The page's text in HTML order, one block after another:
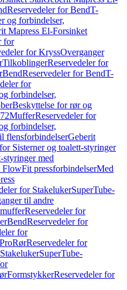
Reservedeler for BendT-
og forbindelser,
Mapress El-Forsinket
for
for KryssOverganger
TilkoblingerReservedeler for
BendReservedeler for BendT-
for
forbindelser,
Beskyttelse for rør og
MufferReservedeler for
forbindelser,
flensforbindelserGeberit
Sisterner og toalett-styringer
styringer med
pressforbindelserMed
for StakelukerSuperTube-
til andre
Reservedeler for
BendReservedeler for
for
RørReservedeler for
SuperTube-
FormstykkerReservedeler for